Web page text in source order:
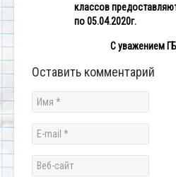
классов
по 05.04.2020г.
С уважением
Оставить комментарий